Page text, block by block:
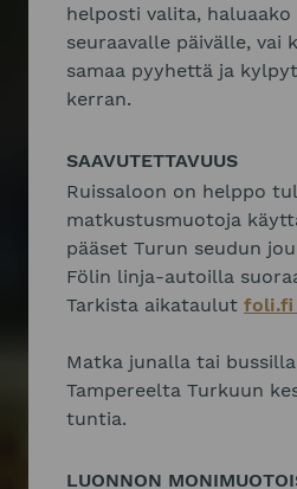
helposti valita,
seuraavalle päivälle, vai
samaa pyyhettä ja
kerran.
SAAVUTETTAVUUS
Ruissaloon on helppo
matkustusmuotoja
pääset Turun seudun
Fölin linja-autoilla
Tarkista aikataulut foli.fi
Matka junalla tai
Tampereelta Turkuun
tuntia.
LUONNON